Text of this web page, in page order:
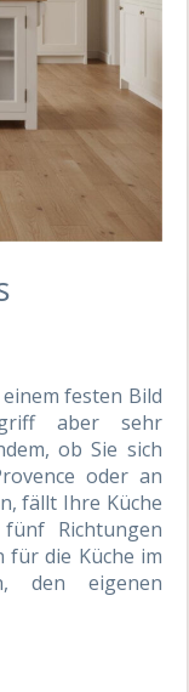
festen Bild
aber sehr
ob Sie sich
oder an
fällt Ihre Küche
Richtungen
für die Küche im
den eigenen